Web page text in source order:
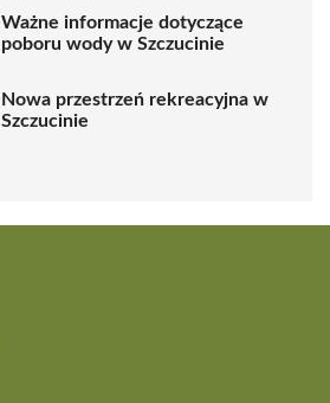
Ważne informacje dotyczące
poboru wody w Szczucinie
Nowa przestrzeń rekreacyjna w
Szczucinie